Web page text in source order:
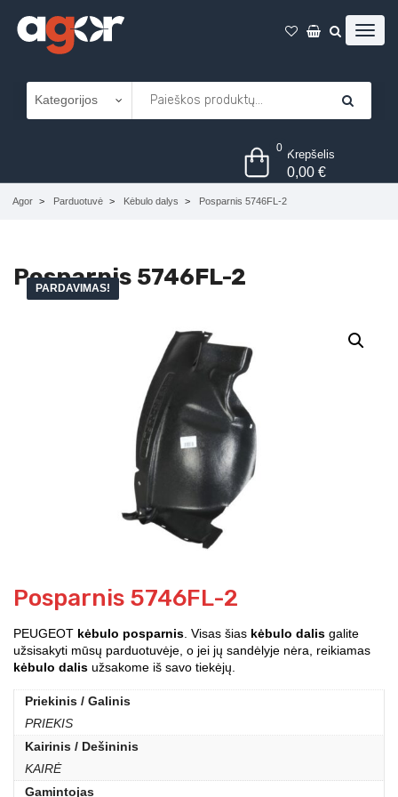
0 Krepšelis
0,00€
Agor Parduotuvė Kėbulo dalys Posparnis 5746FL-2
Posparnis 5746FL-2
PARDAVIMAS!
Posparnis 5746FL-2
PEUGEOT kėbulo posparnis . Visas šias kėbulo dalis galite
užsisakyti mūsų parduotuvėje, o jei jų sandėlyje nėra, reikiamas
kėbulo dalis užsakome iš savo tiekėjų.
Priekinis / Galinis
PRIEKIS
Kairinis / Dešininis
KAIRĖ
Gamintojas